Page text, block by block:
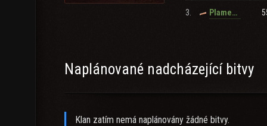
3. Plamen_Petkov_2018
Naplánované nadcházející bitvy
Klan zatím nemá naplánovány žádné bitvy.